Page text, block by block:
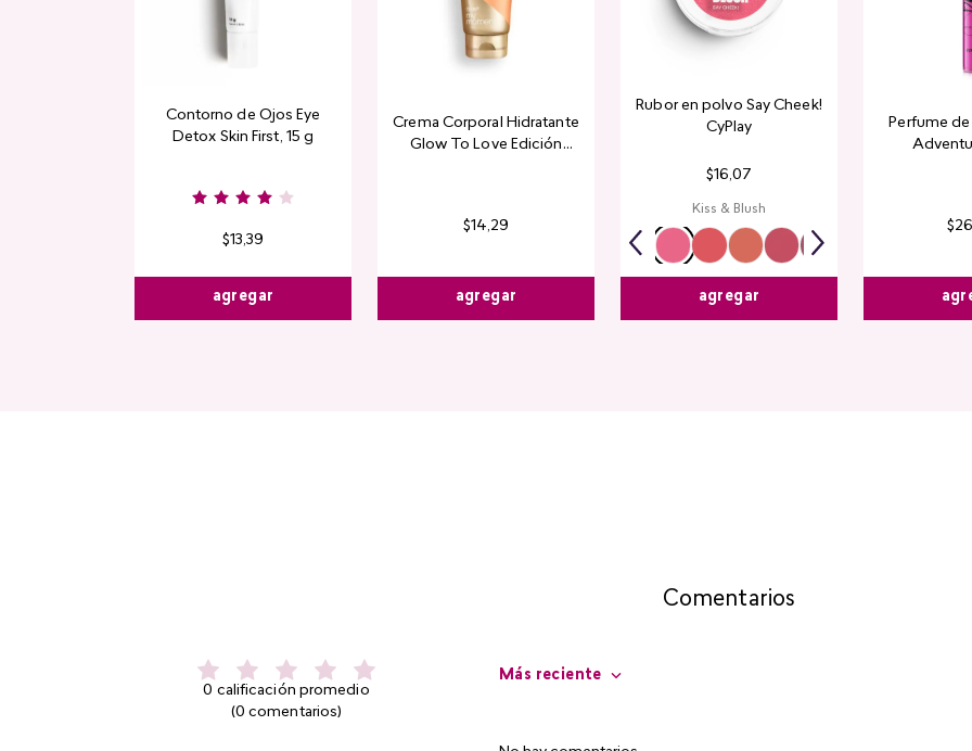
Contorno de Ojos Eye
Detox Skin First, 15 g
$13,39
agregar
Crema Corporal Hidratante
Glow To Love Edición
$14,29
agregar
Rubor en polvo Say Cheek!
CyPlay
$16,07
Kiss & Blush
agregar
Perfume
$26
Comentarios
0 calificación promedio
(0 comentarios)
Más reciente